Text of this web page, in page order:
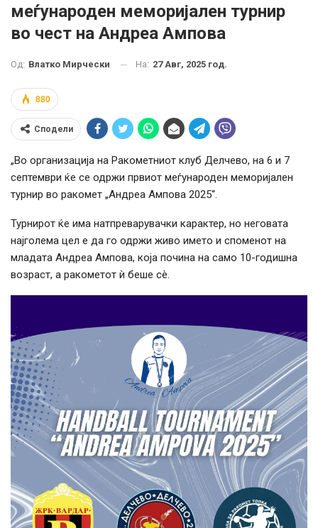
меѓународен меморијален турнир
во чест на Андреа Ампова
Од: Влатко Мирчески На: 27 Авг, 2025 год.
880
Сподели
„Во организација на Ракометниот клуб Делчево, на 6 и 7
септември ќе се одржи првиот меѓународен меморијален
турнир во ракомет „Андреа Ампова 2025“.
Турнирот ќе има натпреварувачки карактер, но неговата
најголема цел е да го одржи живо името и споменот на
младата Андреа Ампова, која почина на само 10-годишна
возраст, а ракометот ѝ беше сè.